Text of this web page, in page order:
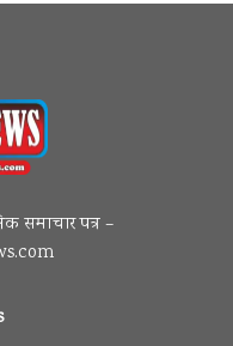
समाचार पत्र –